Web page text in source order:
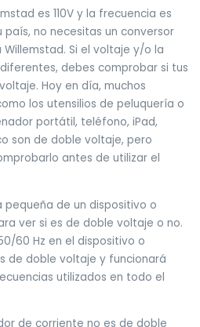
es 110V y la frecuencia es
país, no necesitas un conversor
Si el voltaje y/o la
debes comprobar si tus
Hoy en día, muchos
los utensilios de peluquería o
portátil, teléfono, iPad,
son de doble voltaje, pero
antes de utilizar el
de un dispositivo o
ver si es de doble voltaje o no.
60 Hz en el dispositivo o
de doble voltaje y funcionará
utilizados en todo el
de corriente no es de doble